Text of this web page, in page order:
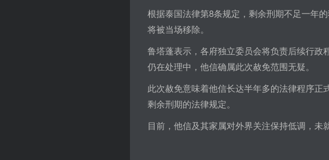
根据泰国法律第8条规定，剩余刑期不足一年
将被当场移除。
鲁塔蓬表示，各府独立委员会将负责后续行
仍在处理中，他信确属此次赦免范围无疑。
此次赦免意味着他信长达半年多的法律程序
剩余刑期的法律规定。
目前，他信及其家属对外界关注保持低调，未